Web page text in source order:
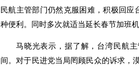
民航主管部门仍然克服困难，积极回
种便利。同时多次就适当延长春节加班
马晓光表示，据了解，台湾民航
间。对于民进党当局罔顾民众的诉求，